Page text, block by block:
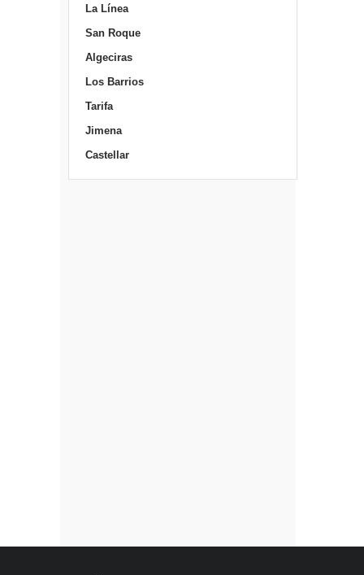
La Línea
San Roque
Algeciras
Los Barrios
Tarifa
Jimena
Castellar